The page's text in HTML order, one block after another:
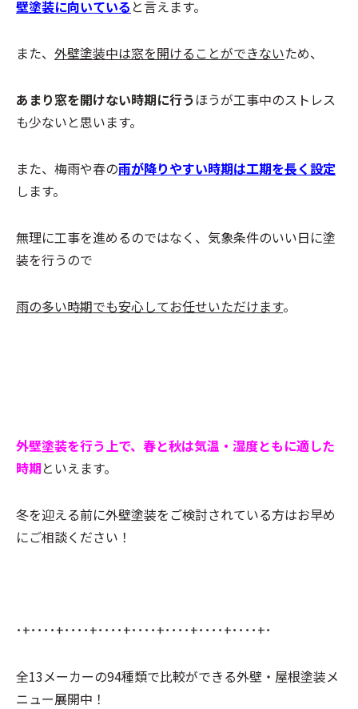
壁塗装に向いている と言えます。
また、 外壁塗装中は窓を開けることができないため、
あまり窓を開けない時期に行うほうが工事中のストレス
も少ないと思います。
また、梅雨や春の雨が降りやすい時期は工期を長く設定
します。
無理に工事を進めるのではなく、気象条件のいい日に塗
装を行うので
雨の多い時期でも安心してお任せいただけます。
外壁塗装を行う上で、春と秋は気温・湿度ともに適した
時期といえます。
冬を迎える前に外壁塗装をご検討されている方はお早め
にご相談ください！
･+････+････+････+････+････+････+････+･
全13メーカーの94種類で比較ができる外壁・屋根塗装メ
ニュー展開中！